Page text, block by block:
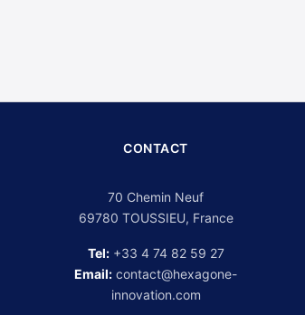
CONTACT
70 Chemin Neuf
69780 TOUSSIEU, France
Tel: +33 4 74 82 59 27
Email: contact@hexagone-
innovation.com